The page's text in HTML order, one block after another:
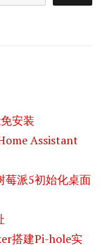
安装
Assistant
莓派5初始化桌面
搭建Pi-hole实